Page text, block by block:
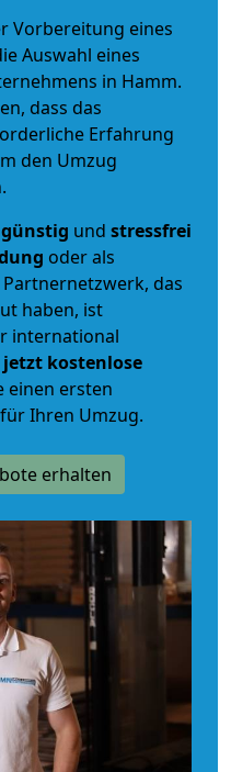
Vorbereitung eines
Auswahl eines
in Hamm.
dass das
Erfahrung
den Umzug
und stressfrei
oder als
Partnernetzwerk, das
haben, ist
international
jetzt kostenlose
einen ersten
Ihren Umzug.
erhalten